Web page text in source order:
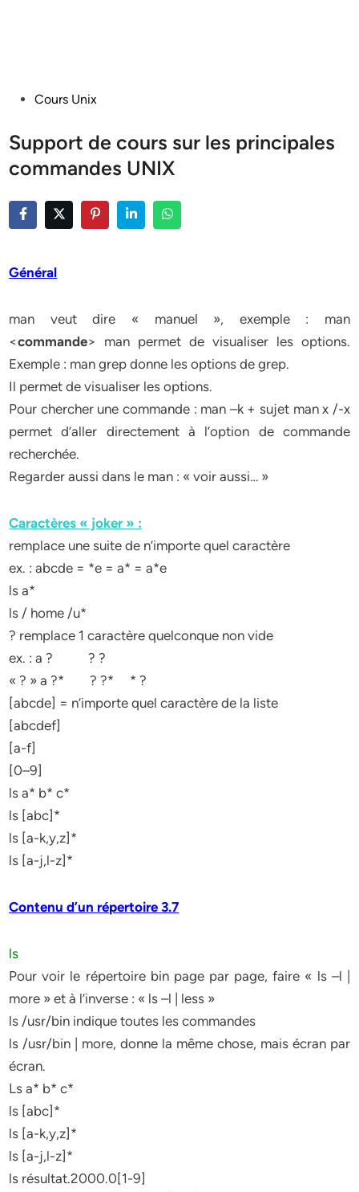
PostedCours Unix
Support de cours sur les principales
commandes UNIX
Général
man veut dire « manuel », exemple : man
<commande> man permet de visualiser les options.
Exemple : man grep donne les options de grep.
Il permet de visualiser les options.
Pour chercher une commande : man –k + sujet man x /-x
permet d’aller directement à l’option de commande
recherchée.
Regarder aussi dans le man : « voir aussi… »
Caractères « joker » :
remplace une suite de n’importe quel caractère
ex. : abcde = *e = a* = a*e
ls a*
ls / home /u*
? remplace 1 caractère quelconque non vide
ex. : a ? ? ?
« ? » a ?* ? ?* * ?
[abcde] = n’importe quel caractère de la liste
[abcdef]
[a-f]
[0–9]
ls a* b* c*
ls [abc]*
ls [a-k,y,z]*
ls [a-j,l-z]*
Contenu d’un répertoire 3.7
ls
Pour voir le répertoire bin page par page, faire « ls –l |
more » et à l’inverse : « ls –l | less »
ls /usr/bin indique toutes les commandes
ls /usr/bin | more, donne la même chose, mais écran par
écran.
Ls a* b* c*
ls [abc]*
ls [a-k,y,z]*
ls [a-j,l-z]*
ls résultat.2000.0[1-9]